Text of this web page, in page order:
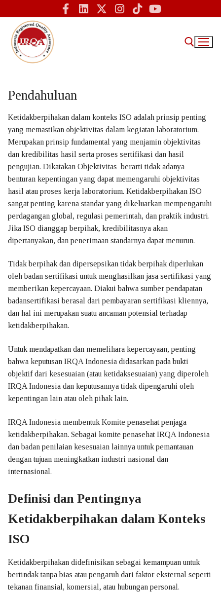
IRQA
Tentang Kami – IRQA Indonesia
Sertifikasi ISO
Informasi
Sertifikasi
Pendaftaran dan Penerbitan Sertifikat
Pemeliharaan Sertifikat
Pembaruan Sertifikat
Pembekuan Sertifikat
Pencabutan dan Pengembalian Sertifikat
Penambahan – Pengurangan Ruang Lingkup Sertifikasi
Ketidakberpihakan
Hak dan Kewajiban
Keluhan Dan Banding
Logo Sertifikasi
Sumber Dana
Layanan
LS – Umrah Haji Khusus
Pelatihan Sertifikasi ISO
ISO 9001:2015
ISO 14001:2015
Pendahuluan
Ketidakberpihakan dalam konteks ISO adalah prinsip penting
yang memastikan objektivitas dalam kegiatan laboratorium.
Merupakan prinsip fundamental yang menjamin objektivitas
dan kredibilitas hasil serta proses sertifikasi dan hasil
pengujian. Dikatakan Objektivitas berarti tidak adanya
benturan kepentingan yang dapat memengaruhi objektivitas
hasil atau proses kerja laboratorium. Ketidakberpihakan ISO
sangat penting karena standar yang dikeluarkan mempengaruhi
perdagangan global, regulasi pemerintah, dan praktik industri.
Jika ISO dianggap berpihak, kredibilitasnya akan
dipertanyakan, dan penerimaan standarnya dapat menurun.
Tidak berpihak dan dipersepsikan tidak berpihak diperlukan
oleh badan sertifikasi untuk menghasilkan jasa sertifikasi yang
memberikan kepercayaan. Diakui bahwa sumber pendapatan
badansertifikasi berasal dari pembayaran sertifikasi kliennya,
dan hal ini merupakan suatu ancaman potensial terhadap
ketidakberpihakan.
Untuk mendapatkan dan memelihara kepercayaan, penting
bahwa keputusan IRQA Indonesia didasarkan pada bukti
objektif dari kesesuaian (atau ketidaksesuaian) yang diperoleh
IRQA Indonesia dan keputusannya tidak dipengaruhi oleh
kepentingan lain atau oleh pihak lain.
IRQA Indonesia membentuk Komite penasehat penjaga
ketidakberpihakan. Sebagai komite penasehat IRQA Indonesia
dan badan penilaian kesesuaian lainnya untuk pemantauan
dengan tujuan meningkatkan industri nasional dan
internasional.
Definisi dan Pentingnya
Ketidakberpihakan dalam Konteks
ISO
Ketidakberpihakan didefinisikan sebagai kemampuan untuk
bertindak tanpa bias atau pengaruh dari faktor eksternal seperti
tekanan finansial, komersial, atau hubungan personal.